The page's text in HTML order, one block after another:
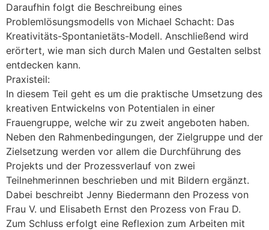
Daraufhin folgt die Beschreibung eines
Problemlösungsmodells von Michael Schacht: Das
Kreativitäts-Spontanietäts-Modell. Anschließend wird
erörtert, wie man sich durch Malen und Gestalten selbst
entdecken kann.
Praxisteil:
In diesem Teil geht es um die praktische Umsetzung des
kreativen Entwickelns von Potentialen in einer
Frauengruppe, welche wir zu zweit angeboten haben.
Neben den Rahmenbedingungen, der Zielgruppe und der
Zielsetzung werden vor allem die Durchführung des
Projekts und der Prozessverlauf von zwei
Teilnehmerinnen beschrieben und mit Bildern ergänzt.
Dabei beschreibt Jenny Biedermann den Prozess von
Frau V. und Elisabeth Ernst den Prozess von Frau D.
Zum Schluss erfolgt eine Reflexion zum Arbeiten mit